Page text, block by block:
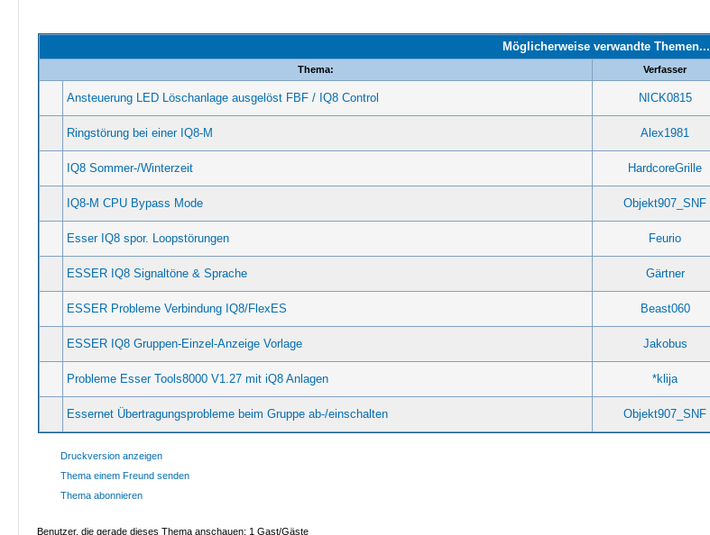
Möglicherweise verwandte Themen...
Thema: Verfasser
Ansteuerung LED Löschanlage ausgelöst FBF / IQ8 Control NICK0815
Ringstörung bei einer IQ8-M Alex1981
IQ8 Sommer-/Winterzeit HardcoreGrille
IQ8-M CPU Bypass Mode Objekt907_SNF
Esser IQ8 spor. Loopstörungen Feurio
ESSER IQ8 Signaltöne & Sprache Gärtner
ESSER Probleme Verbindung IQ8/FlexES Beast060
ESSER IQ8 Gruppen-Einzel-Anzeige Vorlage Jakobus
Probleme Esser Tools8000 V1.27 mit iQ8 Anlagen *klija
Essernet Übertragungsprobleme beim Gruppe ab-/einschalten Objekt907_SNF
Druckversion anzeigen
Thema einem Freund senden
Thema abonnieren
Benutzer, die gerade dieses Thema anschauen: 1 Gast/Gäste